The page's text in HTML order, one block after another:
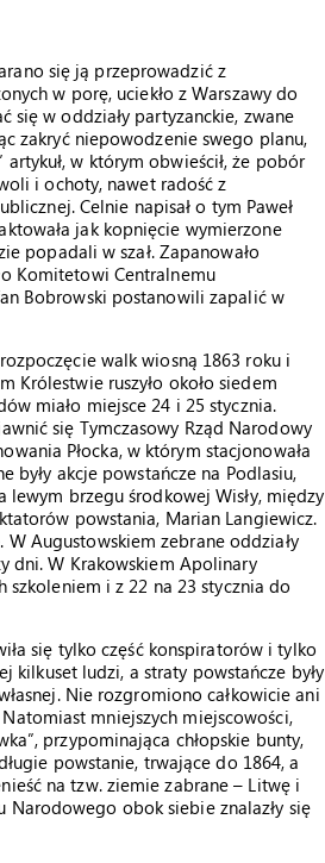
się ją przeprowadzić z
w porę, uciekło z Warszawy do
się w oddziały partyzanckie, zwane
zakryć niepowodzenie swego planu,
w którym obwieścił, że pobór
i ochoty, nawet radość z
Celnie napisał o tym Paweł
jak kopnięcie wymierzone
popadali w szał. Zapanowało
Komitetowi Centralnemu
Bobrowski postanowili zapalić w
walk wiosną 1863 roku i
Królestwie ruszyło około siedem
miało miejsce 24 i 25 stycznia.
się Tymczasowy Rząd Narodowy
Płocka, w którym stacjonowała
były akcje powstańcze na Podlasiu,
lewym brzegu środkowej Wisły, między
powstania, Marian Langiewicz.
Augustowskiem zebrane oddziały
dni. W Krakowskiem Apolinary
szkoleniem i z 22 na 23 stycznia do
się tylko część konspiratorów i tylko
kilkuset ludzi, a straty powstańcze były
Nie rozgromiono całkowicie ani
mniejszych miejscowości,
przypominająca chłopskie bunty,
powstanie, trwające do 1864, a
na tzw. ziemie zabrane – Litwę i
Narodowego obok siebie znalazły się